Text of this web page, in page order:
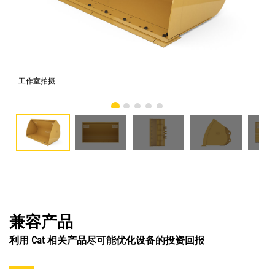
工作室拍摄
兼容产品
利用 Cat 相关产品尽可能优化设备的投资回报